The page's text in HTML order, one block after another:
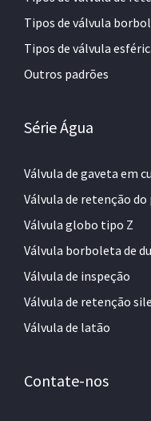
Tipos de válvula
Tipos de válvula
Outros padrões
Série Água
Válvula de gaveta em
Válvula de retenção
Válvula globo tipo Z
Válvula borboleta de
Válvula de inspeção
Válvula de retenção
Válvula de latão
Contate-nos